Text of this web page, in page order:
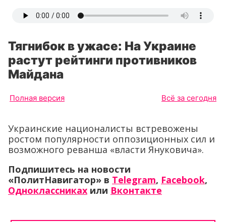
Тягнибок в ужасе: На Украине
растут рейтинги противников
Майдана
Полная версия Всё за сегодня
Украинские националисты встревожены
ростом популярности оппозиционных сил и
возможного реванша «власти Януковича».
Подпишитесь на новости
«ПолитНавигатор» в Telegram, Facebook,
Одноклассниках или Вконтакте